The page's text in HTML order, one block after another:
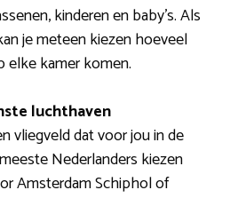
kinderen en baby’s. Als
je meteen kiezen hoeveel
elke kamer komen.
luchthaven
vliegveld dat voor jou in de
Nederlanders kiezen
Amsterdam Schiphol of